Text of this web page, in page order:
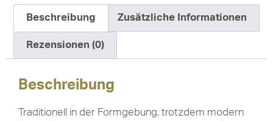
Beschreibung Zusätzliche Informationen
Rezensionen (0)
Beschreibung
Traditionell in der Formgebung, trotzdem modern